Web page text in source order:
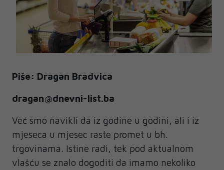
Piše: Dragan Bradvica
dragan@dnevni-list.ba
Već smo navikli da iz godine u godini, ali i iz
mjeseca u mjesec raste promet u bh.
trgovinama. Istine radi, tek pod aktualnom
vlašću se znalo dogoditi da imamo nekoliko